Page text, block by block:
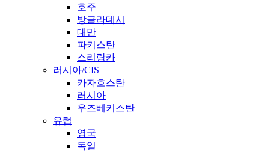
호주
방글라데시
대만
파키스탄
스리랑카
러시아/CIS
카자흐스탄
러시아
우즈베키스탄
유럽
영국
독일